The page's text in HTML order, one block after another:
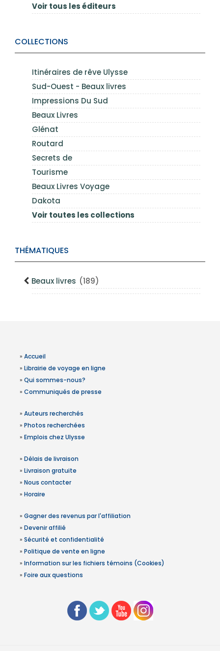
Voir tous les éditeurs
COLLECTIONS
Itinéraires de rêve Ulysse
Sud-Ouest - Beaux livres
Impressions Du Sud
Beaux Livres
Glénat
Routard
Secrets de
Tourisme
Beaux Livres Voyage
Dakota
Voir toutes les collections
THÉMATIQUES
Beaux livres (189)
» Accueil
» Librairie de voyage en ligne
» Qui sommes-nous?
» Communiqués de presse
» Auteurs recherchés
» Photos recherchées
» Emplois chez Ulysse
» Délais de livraison
» Livraison gratuite
» Nous contacter
» Horaire
» Gagner des revenus par l'affiliation
» Devenir affilié
» Sécurité et confidentialité
» Politique de vente en ligne
» Information sur les fichiers témoins (Cookies)
» Foire aux questions